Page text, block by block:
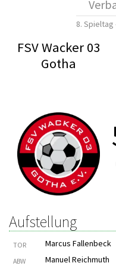
8. Spieltag
FSV Wacker 03
Gotha
Aufstellung
TOR Marcus Fallenbeck
ABW
Manuel Reichmuth